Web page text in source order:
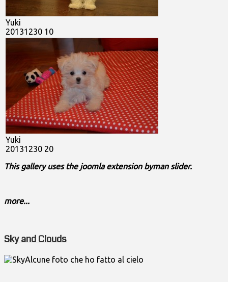
Yuki
20131230 10
Yuki
20131230 20
This gallery uses the joomla extension byman slider.
more...
Sky and Clouds
Alcune foto che ho fatto al cielo